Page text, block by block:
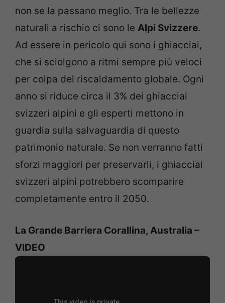
non se la passano meglio. Tra le bellezze
naturali a rischio ci sono le Alpi Svizzere.
Ad essere in pericolo qui sono i ghiacciai,
che si sciolgono a ritmi sempre più veloci
per colpa del riscaldamento globale. Ogni
anno si riduce circa il 3% dei ghiacciai
svizzeri alpini e gli esperti mettono in
guardia sulla salvaguardia di questo
patrimonio naturale. Se non verranno fatti
sforzi maggiori per preservarli, i ghiacciai
svizzeri alpini potrebbero scomparire
completamente entro il 2050.
La Grande Barriera Corallina, Australia –
VIDEO